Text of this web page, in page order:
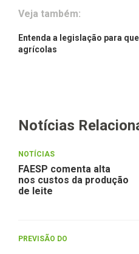
Veja também:
Entenda a legislação para
agrícolas
Notícias
NOTÍCIAS
FAESP comenta alta
nos custos da produção
de leite
PREVISÃO DO